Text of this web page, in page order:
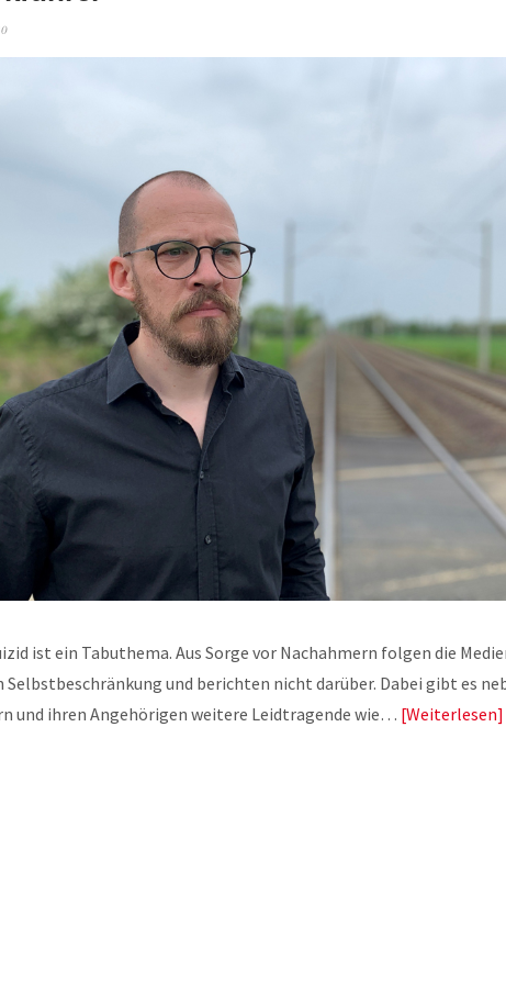
ist ein Tabuthema. Aus Sorge vor Nachahmern folgen die
und berichten nicht darüber. Dabei gibt es
und ihren Angehörigen weitere Leidtragende wie… Weiterlesen